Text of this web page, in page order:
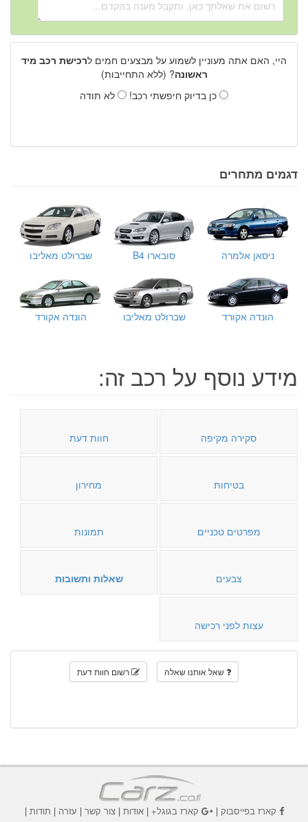
היי, האם אתה מעוניין לשמוע על מבצעים חמים לרכישת רכב מיד
ראשונה? (ללא התחייבות)
כן בדיוק חיפשתי רכב!
לא תודה
דגמים מתחרים
ניסאן אלמרה סובארו B4 שברולט מאליבו
הונדה אקורד שברולט מאליבו הונדה אקורד
מידע נוסף על רכב זה:
סקירה מקיפה חוות דעת
בטיחות מחירון
מפרטים טכניים תמונות
צבעים שאלות ותשובות
עצות לפני רכישה
שאל אותנו שאלה רשום חוות דעת
קארז בפייסבוק| קארז בגוגל+|אודות |צור קשר | עזרה | תודות |